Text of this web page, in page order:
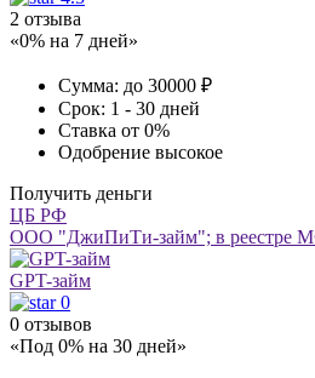
2 отзыва
«0% на 7 дней»
Сумма: до 30000 ₽
Срок: 1 - 30 дней
Ставка от 0%
Одобрение высокое
Получить деньги
ЦБ РФ
ООО "ДжиПиТи-займ"; в реестре
GPT-займ
0
0 отзывов
«Под 0% на 30 дней»